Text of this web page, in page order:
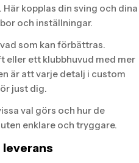
kopplas din sving och dina
och inställningar.
som kan förbättras.
eller ett klubbhuvud med mer
är att varje detalj i custom
just dig.
val görs och hur de
enklare och tryggare.